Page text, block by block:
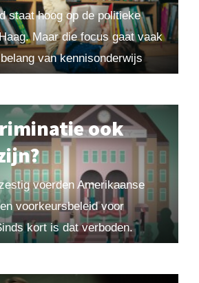
staat hoog op de politieke
Maar die focus gaat vaak
van kennisonderwijs
ook
voerden Amerikaanse
voorkeursbeleid voor
kort is dat verboden.